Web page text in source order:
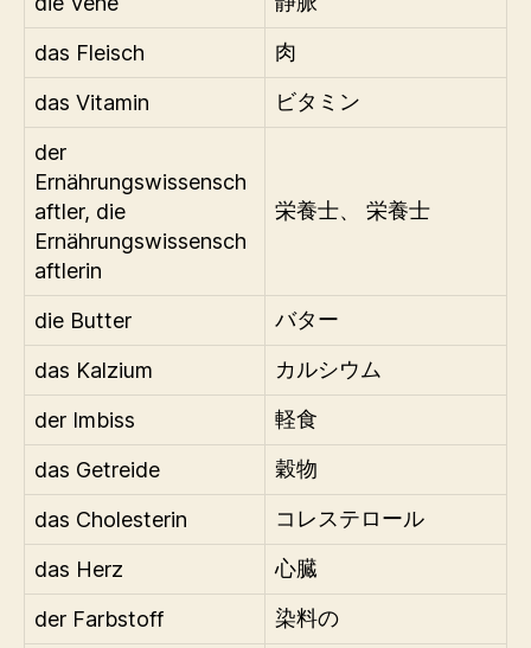
das Fleisch 肉
das Vitamin ビタミン
der
Ernährungswissensch
aftler, die
Ernährungswissensch
aftlerin
栄養士、 栄養士
die Butter バター
das Kalzium カルシウム
der Imbiss 軽食
das Getreide 穀物
das Cholesterin コレステロール
das Herz 心臓
der Farbstoff 染料の